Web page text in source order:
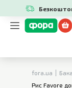
fora.ua
Рис Favore